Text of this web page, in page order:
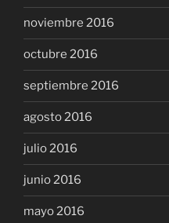
noviembre 2016
octubre 2016
septiembre 2016
agosto 2016
julio 2016
junio 2016
mayo 2016